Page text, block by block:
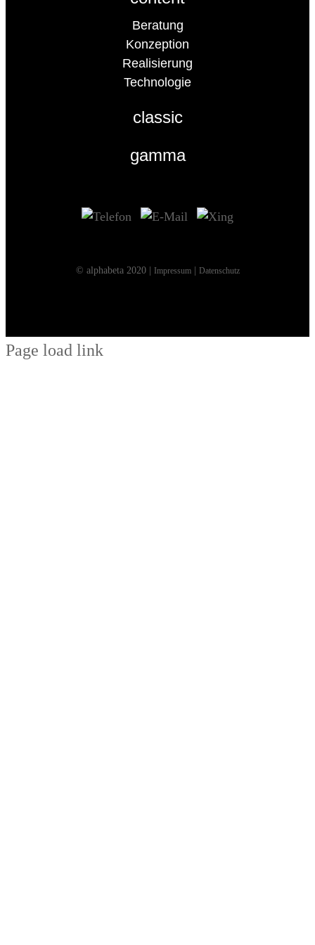
Beratung
Konzeption
Realisierung
Technologie
classic
gamma
© alphabeta 2020 | Impressum| Datenschutz
Page load link